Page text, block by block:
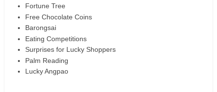
Fortune Tree
Free Chocolate Coins
Barongsai
Eating Competitions
Surprises for Lucky Shoppers
Palm Reading
Lucky Angpao